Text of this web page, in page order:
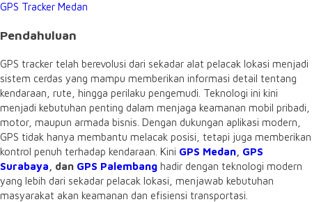
GPS Tracker Medan
Pendahuluan
GPS tracker telah berevolusi dari sekadar alat pelacak lokasi menjadi
sistem cerdas yang mampu memberikan informasi detail tentang
kendaraan, rute, hingga perilaku pengemudi. Teknologi ini kini
menjadi kebutuhan penting dalam menjaga keamanan mobil pribadi,
motor, maupun armada bisnis. Dengan dukungan aplikasi modern,
GPS tidak hanya membantu melacak posisi, tetapi juga memberikan
kontrol penuh terhadap kendaraan. Kini GPS Medan GPS
Surabaya , dan GPS Palembang hadir dengan teknologi modern
yang lebih dari sekadar pelacak lokasi, menjawab kebutuhan
masyarakat akan keamanan dan efisiensi transportasi.